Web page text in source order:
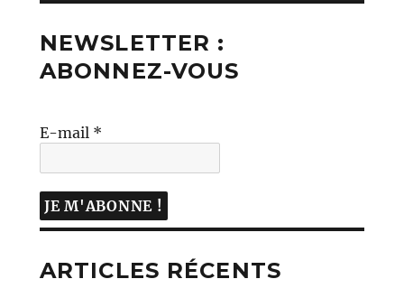
NEWSLETTER :
ABONNEZ-VOUS
E-mail *
ARTICLES RÉCENTS